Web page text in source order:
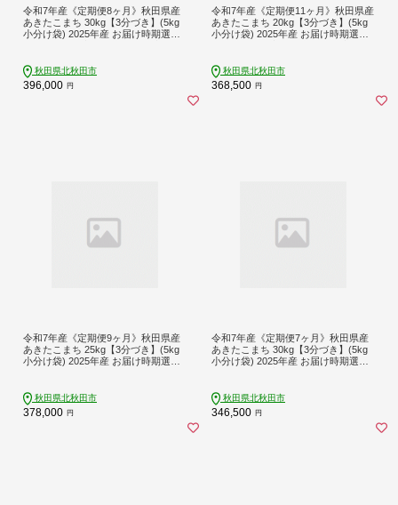
令和7年産《定期便8ヶ月》秋田県産
あきたこまち 30kg【3分づき】(5kg
小分け袋) 2025年産 お届け時期選べ
あきたこまち 米どころ 東北 北秋田
市 定期便 毎月お届け]
秋田県北秋田市
396,000 円
令和7年産《定期便11ヶ月》秋田県産
あきたこまち 20kg【3分づき】(5kg
小分け袋) 2025年産 お届け時期選べ
あきたこまち 米どころ 東北 北秋田
市 定期便 毎月お届け]
秋田県北秋田市
368,500 円
令和7年産《定期便9ヶ月》秋田県産
あきたこまち 25kg【3分づき】(5kg
小分け袋) 2025年産 お届け時期選べ
あきたこまち 米どころ 東北 北秋田
市 定期便 毎月お届け]
秋田県北秋田市
378,000 円
令和7年産《定期便7ヶ月》秋田県産
あきたこまち 30kg【3分づき】(5kg
小分け袋) 2025年産 お届け時期選べ
あきたこまち 米どころ 東北 北秋田
市 定期便 毎月お届け]
秋田県北秋田市
346,500 円